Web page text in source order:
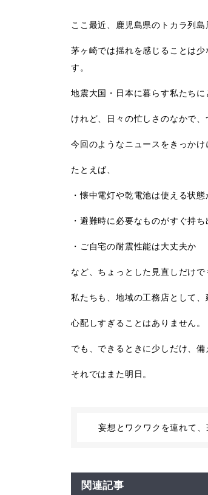
ここ最近、鹿児島県のトカラ列
茅ヶ崎では揺れを感じることは
す。
地震大国・日本に暮らす私たちに
けれど、日々の忙しさのなかで
今回のようなニュースをきっか
たとえば、
・懐中電灯や乾電池は使える状態
・避難時に必要なものがすぐ持
・ご自宅の耐震性能は大丈夫か
など、ちょっとした見直しだけで
私たちも、地域の工務店として
心配しすぎることはありません。
でも、できるときに少しだけ、備
それではまた明日。
妄想とワクワクを連れて
関連記事